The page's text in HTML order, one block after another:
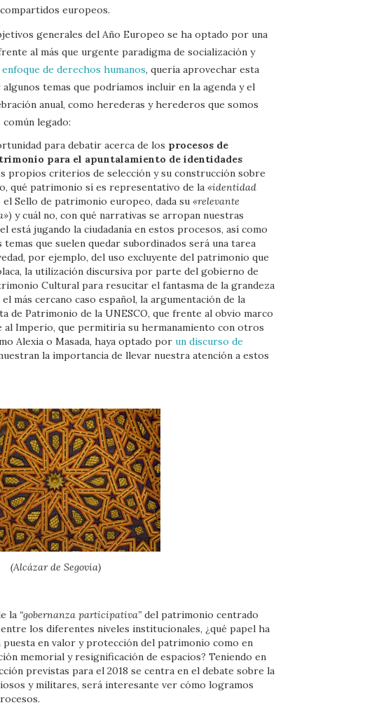
europeos.
generales del Año Europeo se ha optado por una
al más que urgente paradigma de socialización y
de derechos humanos, quería aprovechar esta
temas que podríamos incluir en la agenda y el
anual, como herederas y herederos que somos
legado:
para debatir acerca de los procesos de
para el apuntalamiento de identidades
propios criterios de selección y su construcción sobre
qué patrimonio sí es representativo de la «identidad
Sello de patrimonio europeo, dada su «relevante
) y cuál no, con qué narrativas se arropan nuestras
está jugando la ciudadanía en estos procesos, así como
que suelen quedar subordinados será una tarea
por ejemplo, del uso excluyente del patrimonio que
la utilización discursiva por parte del gobierno de
Cultural para resucitar el fantasma de la grandeza
el más cercano caso español, la argumentación de la
de Patrimonio de la UNESCO, que frente al obvio marco
al Imperio, que permitiría su hermanamiento con otros
Alexia o Masada, haya optado por un discurso de
la importancia de llevar nuestra atención a estos
(Alcázar de Segovia)
la “gobernanza participativa” del patrimonio centrado
los diferentes niveles institucionales, ¿qué papel ha
puesta en valor y protección del patrimonio como en
memorial y resignificación de espacios? Teniendo en
previstas para el 2018 se centra en el debate sobre la
y militares, será interesante ver cómo logramos